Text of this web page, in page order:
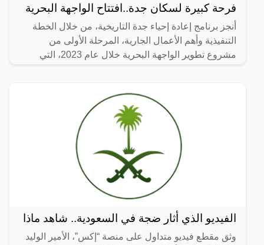
فرحة كبيرة لسكان جدة..افتتاح الواجهة البحرية
أنجز برنامج إعادة إحياء جدة التاريخية، من خلال الخطة
التنفيذية وأهم الأعمال الجارية، المرحلة الأولى من
مشروع تطوير الواجهة البحرية خلال عام 2023، التي
الفيديو الذي أثار ضجة في السعودية.. شاهد ماذا
وثق مقطع فيديو متداول على منصة “إكس”، الأمير الوليد